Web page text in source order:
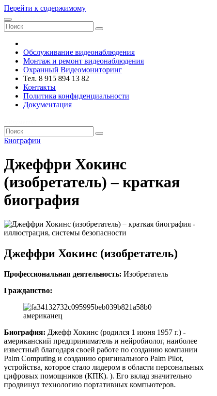
Перейти к содержимому
Обслуживание видеонаблюдения
Монтаж и ремонт видеонаблюдения
Охранный Видеомониторинг
Тел. 8 915 894 13 82
Контакты
Политика конфиденциальности
Документация
Биографии
Джеффри Хокинс
(изобретатель) – краткая
биография
Джеффри Хокинс (изобретатель)
Профессиональная деятельность: Изобретатель
Гражданство:
американец
Биография: Джефф Хокинс (родился 1 июня 1957 г.) -
американский предприниматель и нейробиолог, наиболее
известный благодаря своей работе по созданию компании
Palm Computing и созданию оригинального Palm Pilot,
устройства, которое стало лидером в области персональных
цифровых помощников (КПК). ). Его вклад значительно
продвинул технологию портативных компьютеров.